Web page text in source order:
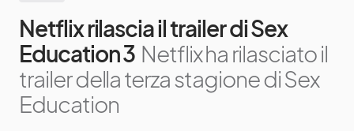
Netflix rilascia il trailer di Sex
Education 3 Netflix ha rilasciato il
trailer della terza stagione di Sex
Education